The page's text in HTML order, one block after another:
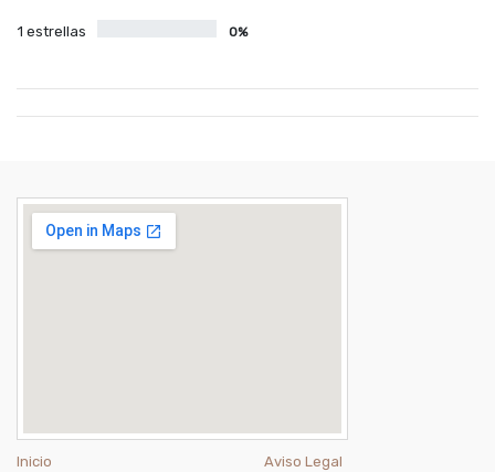
1 estrellas 0%
Inicio Aviso Legal